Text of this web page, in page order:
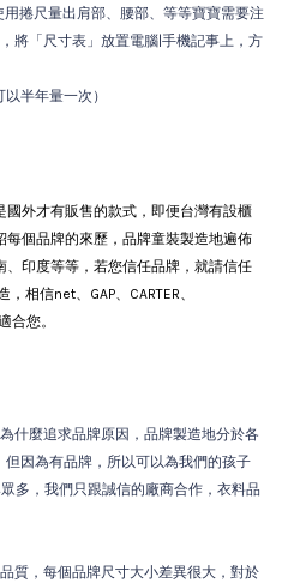
捲尺量出肩部、腰部、等等寶寶需要注
將「尺寸表」放置電腦|手機記事上，方
半年量一次）
外才有販售的款式，即便台灣有設櫃
個品牌的來歷，品牌童裝製造地遍佈
印度等等，若您信任品牌，就請信任
相信net、GAP、CARTER、
合您。
什麼追求品牌原因，品牌製造地分於各
因為有品牌，所以可以為我們的孩子
多，我們只跟誠信的廠商合作，衣料品
質，每個品牌尺寸大小差異很大，對於